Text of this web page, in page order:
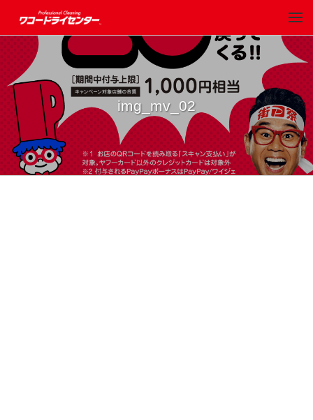
img_mv_02